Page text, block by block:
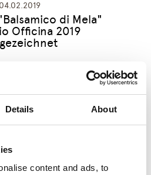
Details About
content and ads, to
04.02.2019
di Mela"
Officina 2019